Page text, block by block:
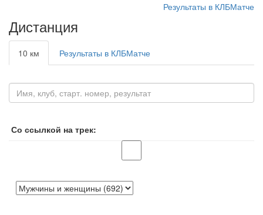
Результаты в КЛБМатче
Дистанция
10 км Результаты в КЛБМатче
Со ссылкой на трек: